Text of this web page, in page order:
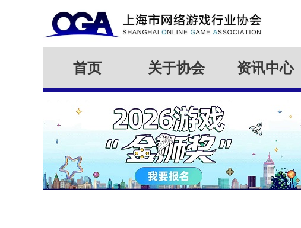
首页 关于协会 资讯中心